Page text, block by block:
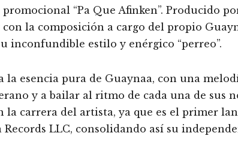
“Pa Que Afinken”. Producido
con la composición a cargo del propio
inconfundible estilo y enérgico “perreo”.
la esencia pura de Guaynaa, con una
y a bailar al ritmo de cada una de sus
la carrera del artista, ya que es el primer
Records LLC, consolidando así su